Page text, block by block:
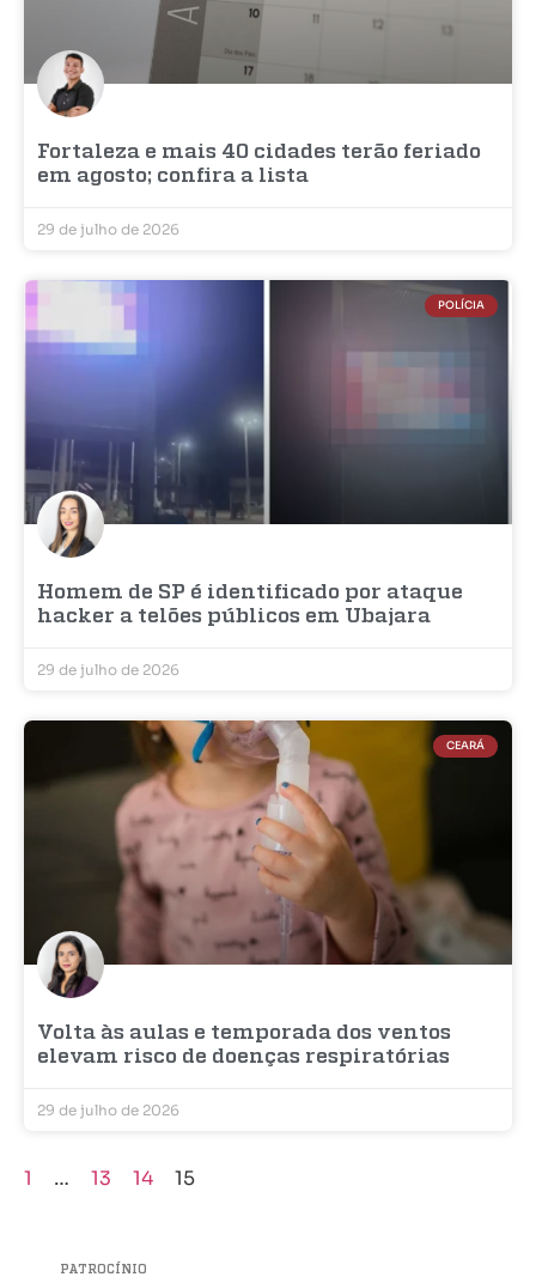
Fortaleza e mais 40 cidades terão feriado
em agosto; confira a lista
29 de julho de 2026
POLÍCIA
Homem de SP é identificado por ataque
hacker a telões públicos em Ubajara
29 de julho de 2026
CEARÁ
Volta às aulas e temporada dos ventos
elevam risco de doenças respiratórias
29 de julho de 2026
1 … 13 14 15
PATROCÍNIO